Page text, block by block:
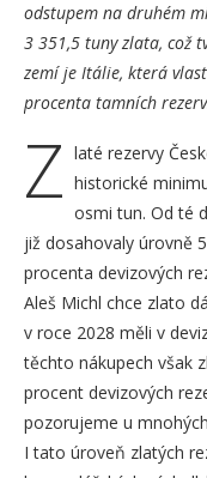
odstupem na druhém
3 351,5 tuny zlata, což
zemí je Itálie, která
procenta tamních
Z laté rezervy
historické
osmi tun. Od té
již dosahovaly úrovně
procenta devizových
Aleš Michl chce zlato
v roce 2028 měli v
těchto nákupech však
procent devizových
pozorujeme u
I tato úroveň zlatých